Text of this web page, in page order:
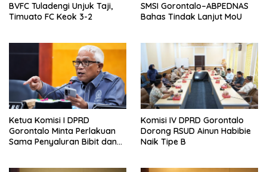
BVFC Tuladengi Unjuk Taji,
Timuato FC Keok 3-2
SMSI Gorontalo–ABPEDNAS
Bahas Tindak Lanjut MoU
Ketua Komisi I DPRD
Gorontalo Minta Perlakuan
Sama Penyaluran Bibit dan
Komisi IV DPRD Gorontalo
Dorong RSUD Ainun Habibie
Naik Tipe B